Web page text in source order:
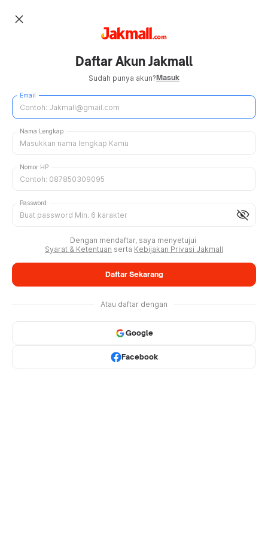
close
Daftar Akun Jakmall
Sudah punya akun?Masuk
Email
Nama Lengkap
Nomor HP
visibility_off
Password
Dengan mendaftar, saya menyetujui
Syarat & Ketentuan serta Kebijakan Privasi Jakmall
Daftar Sekarang
Atau daftar dengan
Google
Facebook